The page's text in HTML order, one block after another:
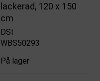
lackerad, 120 x 150
cm
DSI
WBS50293
På lager